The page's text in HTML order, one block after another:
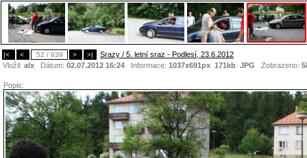
|< < 52 / 639 > >|
Srazy / 5. letní sraz - Podlesí, 23.6.2012
Vložil: alx Dátum: 02.07.2012 16:24 Informace: 1037x691px 171kb JPG Zobrazeno:
Popis: